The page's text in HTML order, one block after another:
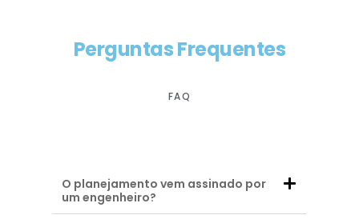
Perguntas Frequentes
FAQ
O planejamento vem assinado por
um engenheiro?